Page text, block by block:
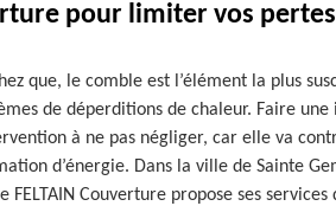
pour limiter vos
que, le comble est l’élément la plus
de déperditions de chaleur. Faire une
à ne pas négliger, car elle va
d’énergie. Dans la ville de Sainte
Couverture propose ses services